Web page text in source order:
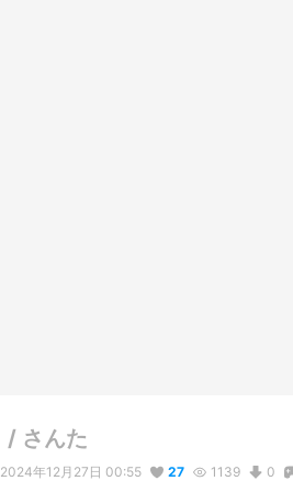
/ さんた
2024年12月27日 00:55 27 1139 0